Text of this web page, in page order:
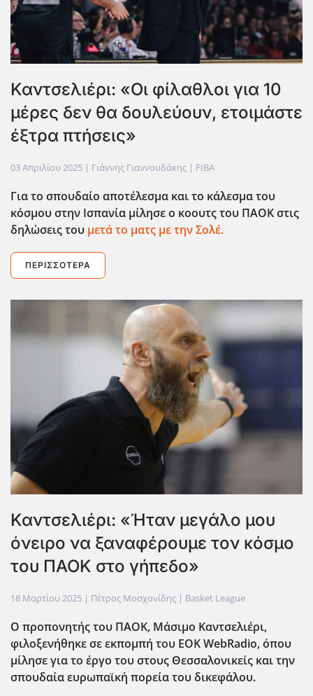
Καντσελιέρι: «Οι φίλαθλοι για 10
μέρες δεν θα δουλεύουν, ετοιμάστε
έξτρα πτήσεις»
03 Απριλίου 2025 | Γιάννης Γιαννουδάκης | FIBA
Για το σπουδαίο αποτέλεσμα και το κάλεσμα του
κόσμου στην Ισπανία μίλησε ο κοουτς του ΠΑΟΚ στις
δηλώσεις του μετά το ματς με την Σολέ.
ΠΕΡΙΣΣΌΤΕΡΑ
Καντσελιέρι: «Ήταν μεγάλο μου
όνειρο να ξαναφέρουμε τον κόσμο
του ΠΑΟΚ στο γήπεδο»
18 Μαρτίου 2025 | Πέτρος Μοσχονίδης | Basket League
Ο προπονητής του ΠΑΟΚ, Μάσιμο Καντσελιέρι,
φιλοξενήθηκε σε εκπομπή του ΕΟΚ WebRadio, όπου
μίλησε για το έργο του στους Θεσσαλονικείς και την
σπουδαία ευρωπαϊκ΄η πορεία του δικεφάλου.